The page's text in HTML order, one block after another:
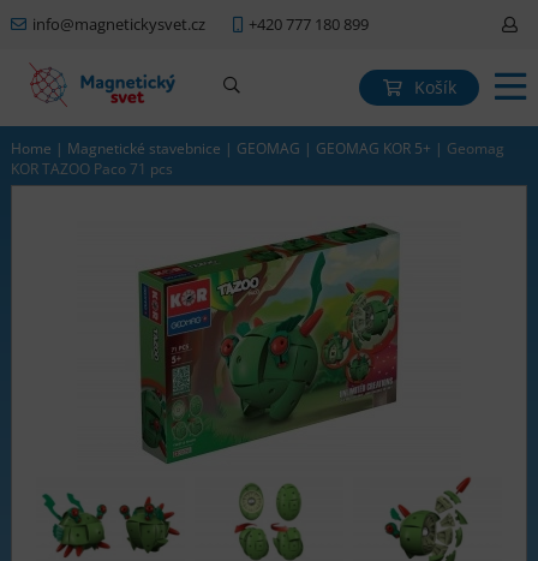
info@magnetickysvet.cz +420 777 180 899
Košík
Home | Magnetické stavebnice | GEOMAG | GEOMAG KOR 5+ | Geomag
KOR TAZOO Paco 71 pcs